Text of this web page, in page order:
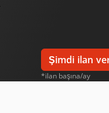
Şimdi ilan
*ilan başına/ay